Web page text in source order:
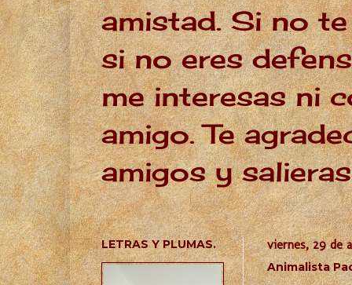
amistad. Si no
si no eres
me interesas ni
amigo. Te
amigos y
viernes, 29 de
Animalista
LETRAS Y PLUMAS.